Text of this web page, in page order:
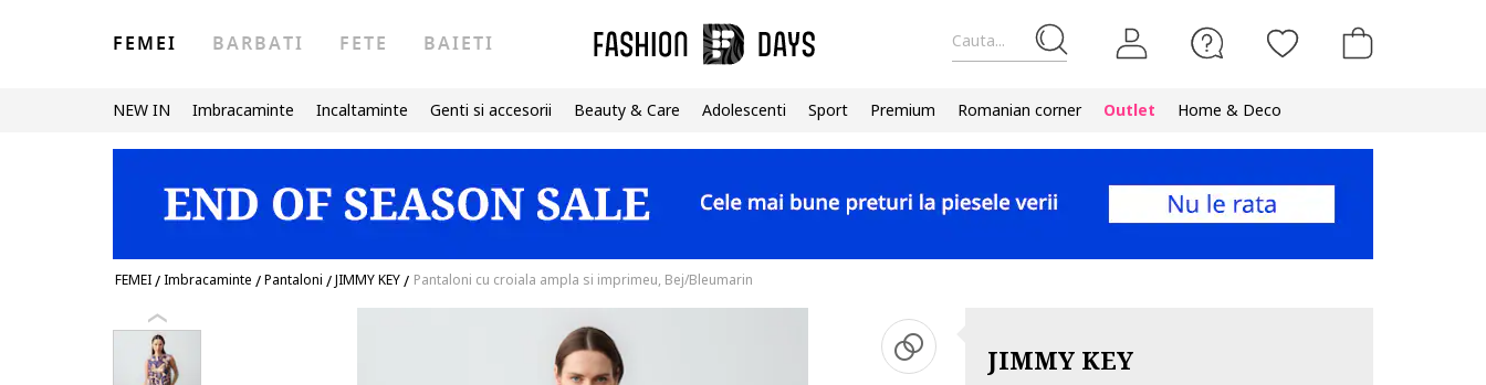
Cauta...
FEMEI BARBATI FETE BAIETI
NEW IN Imbracaminte Incaltaminte Genti si accesorii Beauty & Care Adolescenti Sport Premium Romanian corner Outlet Home & Deco
FEMEI/Imbracaminte /Pantaloni /JIMMY KEY/ Pantaloni cu croiala ampla si imprimeu, Bej/Bleumarin
JIMMY KEY